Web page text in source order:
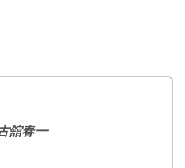
舘春一